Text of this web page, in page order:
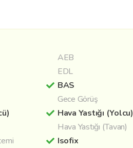
AEB
EDL
BAS
Gece Görüş
Hava Yastığı (Yolcu)
Hava Yastığı (Tavan)
Isofix